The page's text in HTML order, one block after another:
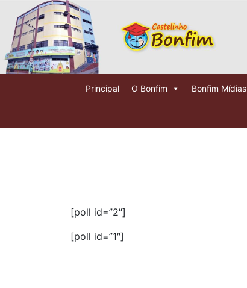
Principal O Bonfim Bonfim Mídias
[poll id=”2″]
[poll id=”1″]